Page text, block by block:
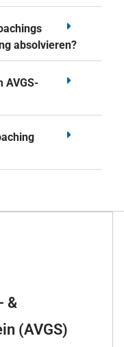
absolvieren?
AVGS-
&
(AVGS)